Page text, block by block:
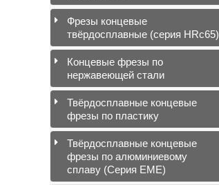
Фрезы концевые
твёрдосплавные (серия HRc65)
Концевые фрезы по
нержавеющей стали
Твёрдосплавные концевые
фрезы по пластику
Твёрдосплавные концевые
фрезы по алюминиевому
сплаву (Серия EME)